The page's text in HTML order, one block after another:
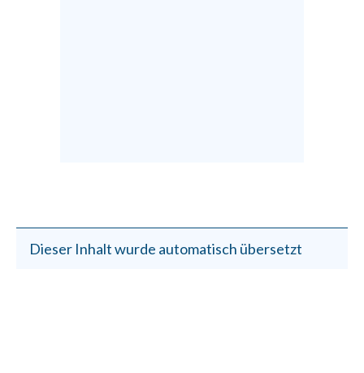
Dieser Inhalt wurde automatisch übersetzt